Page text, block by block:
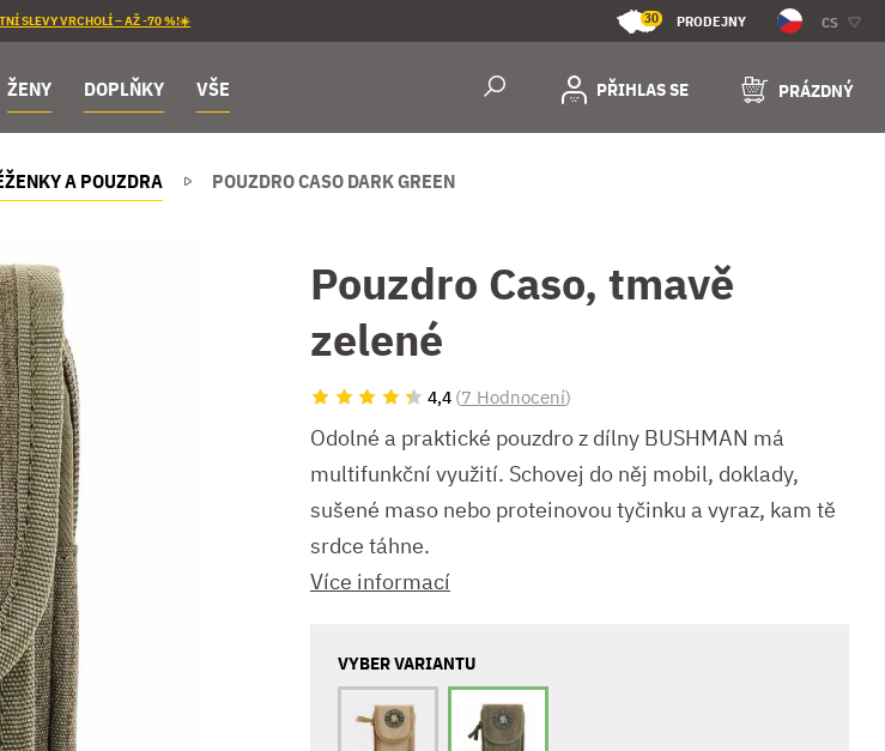
SLEVY VRCHOLÍ – AŽ -70 %!☀️ 30 PRODEJNY CS
ŽENY DOPLŇKY VŠE PŘIHLAS SE PRÁZDNÝ
A POUZDRA POUZDRO CASO DARK GREEN
Pouzdro Caso, tmavě
zelené
4,4 (7 Hodnocení)
Odolné a praktické pouzdro z dílny BUSHMAN má
multifunkční využití. Schovej do něj mobil, doklady,
sušené maso nebo proteinovou tyčinku a vyraz, kam tě
srdce táhne.
Více informací
VYBER VARIANTU